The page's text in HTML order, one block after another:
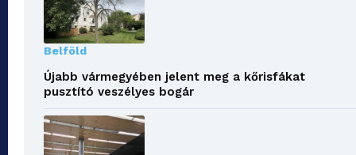
Belföld
Újabb vármegyében jelent meg a kőrisfákat
pusztító veszélyes bogár